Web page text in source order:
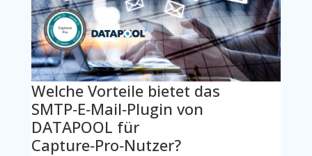
Welche Vorteile bietet das
SMTP‑E‑Mail‑Plugin von
DATAPOOL für
Capture‑Pro‑Nutzer?